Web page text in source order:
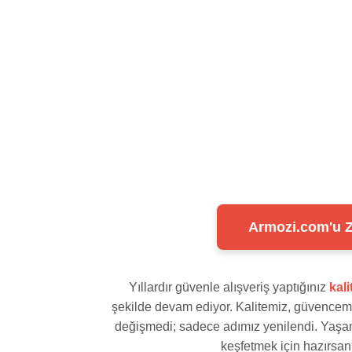
Armozi.com'u
Yıllardır güvenle alışveriş yaptığınız
şekilde devam ediyor. Kalitemiz,
değişmedi; sadece adımız yenilendi.
keşfetmek için